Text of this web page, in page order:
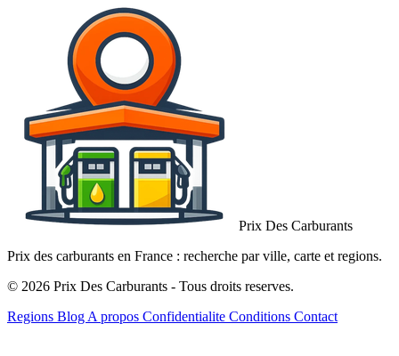
Prix Des Carburants
Prix des carburants en France : recherche par ville, carte et regions.
© 2026 Prix Des Carburants - Tous droits reserves.
Regions Blog A propos Confidentialite Conditions Contact